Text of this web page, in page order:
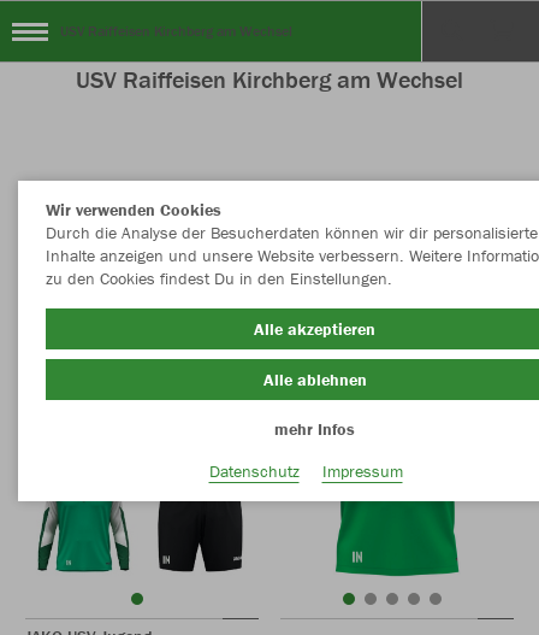
USV Raiffeisen Kirchberg am Wechsel
USV Raiffeisen Kirchberg am Wechsel
Wir verwenden Cookies
Durch die Analyse der Besucherdaten können wir dir personalisierte
Inhalte anzeigen und unsere Website verbessern. Weitere
zu den Cookies findest Du in den Einstellungen.
Alle akzeptieren
Alle ablehnen
mehr Infos
Datenschutz
Impressum